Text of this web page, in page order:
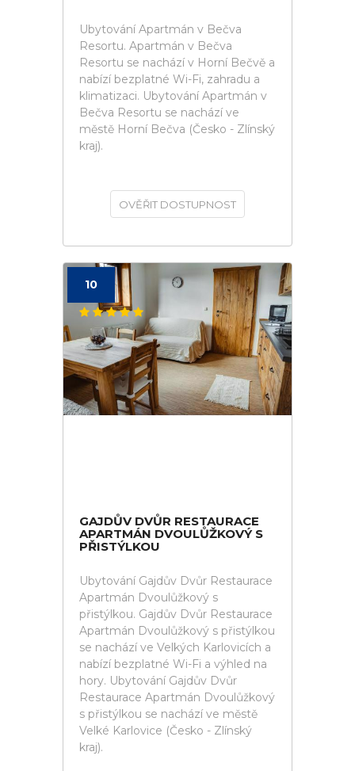
Ubytování Apartmán v Bečva
Resortu. Apartmán v Bečva
Resortu se nachází v Horní Bečvě a
nabízí bezplatné Wi-Fi, zahradu a
klimatizaci. Ubytování Apartmán v
Bečva Resortu se nachází ve
městě Horní Bečva (Česko - Zlínský
kraj).
OVĚŘIT DOSTUPNOST
10
GAJDŮV DVŮR RESTAURACE
APARTMÁN DVOULŮŽKOVÝ S
PŘISTÝLKOU
Ubytování Gajdův Dvůr Restaurace
Apartmán Dvoulůžkový s
přistýlkou. Gajdův Dvůr Restaurace
Apartmán Dvoulůžkový s přistýlkou
se nachází ve Velkých Karlovicích a
nabízí bezplatné Wi-Fi a výhled na
hory. Ubytování Gajdův Dvůr
Restaurace Apartmán Dvoulůžkový
s přistýlkou se nachází ve městě
Velké Karlovice (Česko - Zlínský
kraj).